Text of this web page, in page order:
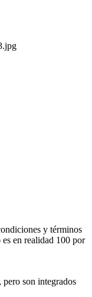
y términos
en realidad 100 por
son integrados